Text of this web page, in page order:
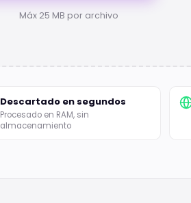
Máx 25 MB por archivo
Descartado en segundos
Procesado en RAM, sin
almacenamiento